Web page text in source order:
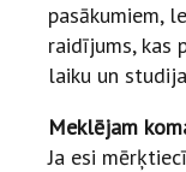
pasākumiem,
raidījums, kas
laiku un
Meklējam
Ja esi